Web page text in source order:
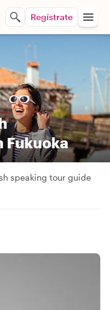
Regístrate
Fukuoka
speaking tour guide